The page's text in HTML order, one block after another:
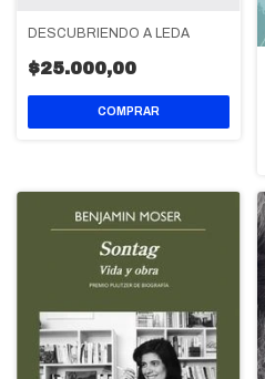
DESCUBRIENDO A LEDA
$25.000,00